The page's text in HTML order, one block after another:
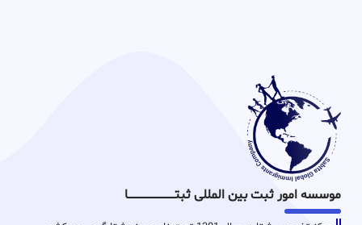
موسسه امور ثبت بین المللی ثبتـــــــــــــــــــــــــــــا